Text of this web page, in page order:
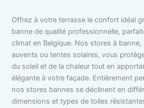
Offrez à votre terrasse le confort idéal
banne de qualité professionnelle,
climat en Belgique. Nos stores à banne,
auvents ou tentes solaires, vous
du soleil et de la chaleur tout en
élégante à votre façade. Entièrement
nos stores bannes se déclinent en
dimensions et types de toiles